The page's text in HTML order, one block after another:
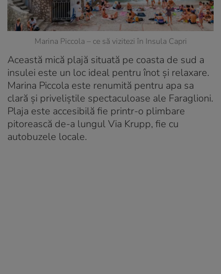
Marina Piccola – ce să vizitezi în Insula Capri
Această mică plajă situată pe coasta de sud a
insulei este un loc ideal pentru înot și relaxare.
Marina Piccola este renumită pentru apa sa
clară și priveliștile spectaculoase ale Faraglioni.
Plaja este accesibilă fie printr-o plimbare
pitorească de-a lungul Via Krupp, fie cu
autobuzele locale.